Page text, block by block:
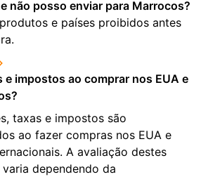
não posso enviar para Marrocos?
e países proibidos antes
e impostos ao comprar nos EUA e
taxas e impostos são
ao fazer compras nos EUA e
A avaliação destes
dependendo da